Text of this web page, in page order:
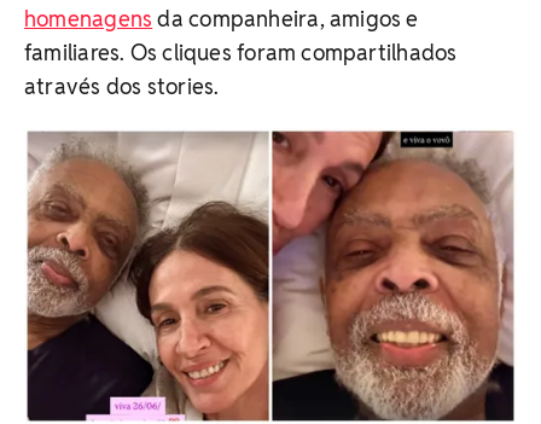
homenagens da companheira, amigos e
familiares. Os cliques foram compartilhados
através dos stories.